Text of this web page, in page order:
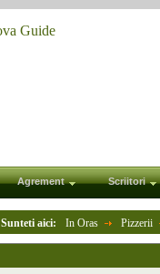
Agrement Scriitori
Sunteti aici: In Oras Pizzerii